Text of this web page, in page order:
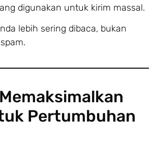
digunakan untuk kirim massal.
lebih sering dibaca, bukan
Pertumbuhan